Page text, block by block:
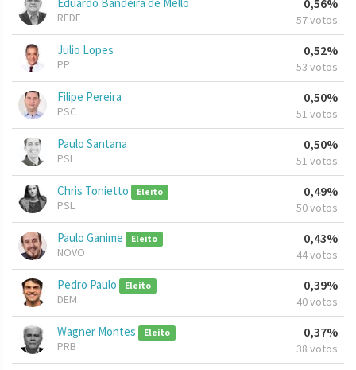
REDE
0,56%
57 votos
Julio Lopes
PP
0,52%
53 votos
Filipe Pereira
PSC
0,50%
51 votos
Paulo Santana
PSL
0,50%
51 votos
Chris Tonietto Eleito
PSL
0,49%
50 votos
Paulo Ganime Eleito
NOVO
0,43%
44 votos
Pedro Paulo Eleito
DEM
0,39%
40 votos
Wagner Montes Eleito
PRB
0,37%
38 votos